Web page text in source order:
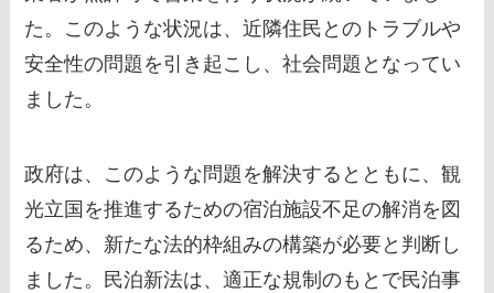
た。このような状況は、近隣住民とのトラブルや
安全性の問題を引き起こし、社会問題となってい
ました。
政府は、このような問題を解決するとともに、観
光立国を推進するための宿泊施設不足の解消を図
るため、新たな法的枠組みの構築が必要と判断し
ました。民泊新法は、適正な規制のもとで民泊事